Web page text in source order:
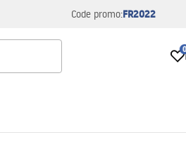
Code promo:FR2022